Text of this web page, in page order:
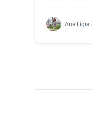
Ana Lígia